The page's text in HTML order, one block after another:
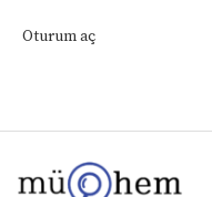
Oturum aç